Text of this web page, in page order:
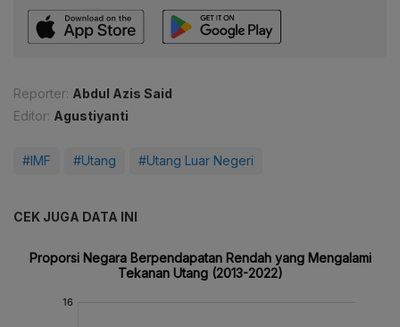
Reporter: Abdul Azis Said
Editor: Agustiyanti
#IMF #Utang #Utang Luar Negeri
CEK JUGA DATA INI